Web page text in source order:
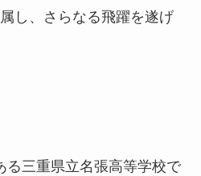
し、さらなる飛躍を遂げ
る三重県立名張高等学校で